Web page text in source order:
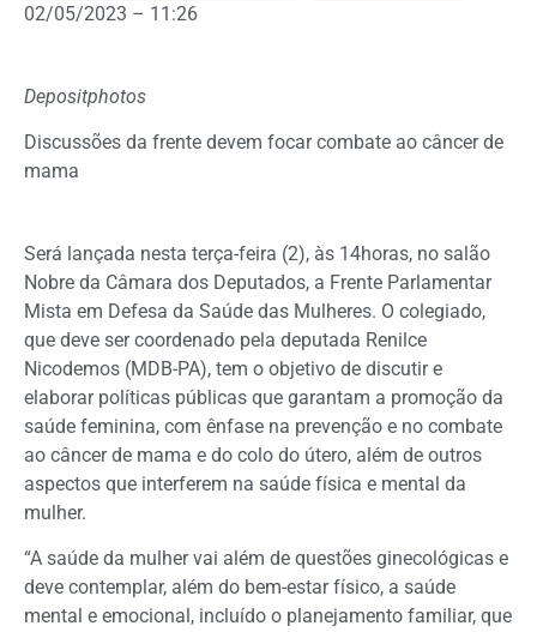
02/05/2023 – 11:26
Depositphotos
Discussões da frente devem focar combate ao câncer de
mama
Será lançada nesta terça-feira (2), às 14horas, no salão
Nobre da Câmara dos Deputados, a Frente Parlamentar
Mista em Defesa da Saúde das Mulheres. O colegiado,
que deve ser coordenado pela deputada Renilce
Nicodemos (MDB-PA), tem o objetivo de discutir e
elaborar políticas públicas que garantam a promoção da
saúde feminina, com ênfase na prevenção e no combate
ao câncer de mama e do colo do útero, além de outros
aspectos que interferem na saúde física e mental da
mulher.
“A saúde da mulher vai além de questões ginecológicas e
deve contemplar, além do bem-estar físico, a saúde
mental e emocional, incluído o planejamento familiar, que